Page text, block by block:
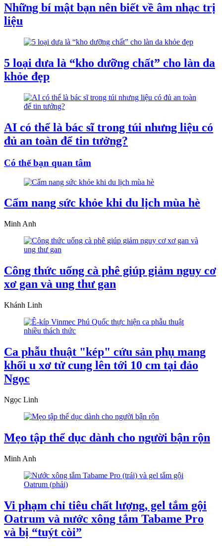
Những bí mật bạn nên biết về âm nhạc trị
liệu
5 loại dưa là “kho dưỡng chất” cho làn da
khỏe đẹp
AI có thể là bác sĩ trong túi nhưng liệu có
đủ an toàn để tin tưởng?
Có thể bạn quan tâm
Cẩm nang sức khỏe khi du lịch mùa hè
Minh Anh
Công thức uống cà phê giúp giảm nguy cơ
xơ gan và ung thư gan
Khánh Linh
Ca phẫu thuật "kép" cứu sản phụ mang
khối u xơ tử cung lên tới 10 cm tại đảo
Ngọc
Ngọc Linh
Mẹo tập thể dục dành cho người bận rộn
Minh Anh
Vi phạm chỉ tiêu chất lượng, gel tắm gội
Oatrum và nước xông tắm Tabame Pro
và bị “tuýt còi”